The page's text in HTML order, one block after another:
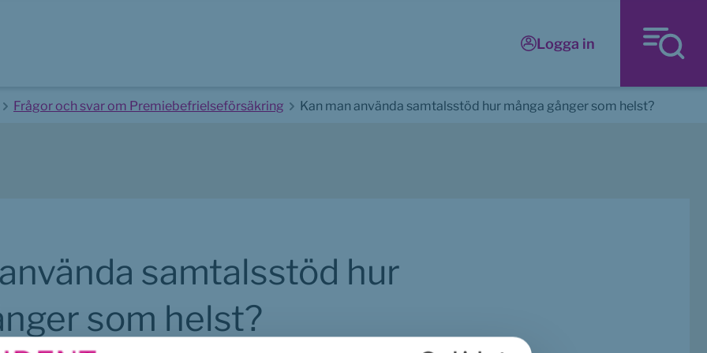
Logga in
Frågor och svar om Premiebefrielseförsäkring
Kan man använda samtalsstöd hur många gånger som helst?
samtalsstöd hur
som helst?